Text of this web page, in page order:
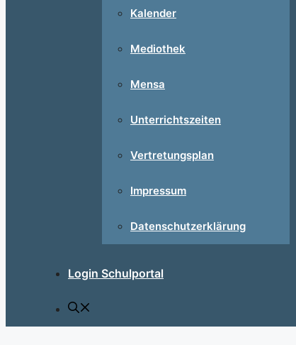
Kalender
Mediothek
Mensa
Unterrichtszeiten
Vertretungsplan
Impressum
Datenschutzerklärung
Login Schulportal